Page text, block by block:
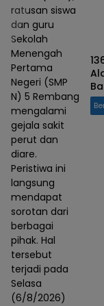
ratusan siswa
dan guru
Sekolah
Menengah
Pertama
Negeri (SMP
N) 5 Rembang
mengalami
gejala sakit
perut dan
diare.
Peristiwa ini
langsung
mendapat
sorotan dari
berbagai
pihak. Hal
tersebut
terjadi pada
Selasa
(6/8/2026)